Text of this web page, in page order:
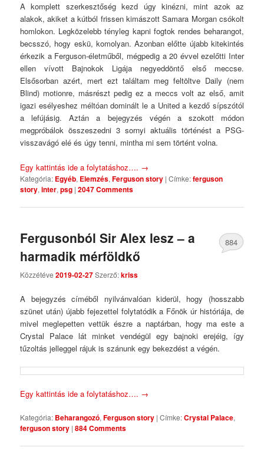
A komplett szerkesztőség kezd úgy kinézni, mint azok az
alakok, akiket a kútból frissen kimászott Samara Morgan csókolt
homlokon. Legközelebb tényleg kapni fogtok rendes beharangot,
becsszó, hogy eskü, komolyan. Azonban előtte újabb kitekintés
érkezik a Ferguson-életműből, mégpedig a 20 évvel ezelőtti Inter
ellen vívott Bajnokok Ligája negyeddöntő első meccse.
Elsősorban azért, mert ezt találtam meg feltöltve Daily (nem
Blind) motionre, másrészt pedig ez a meccs volt az első, amit
igazi esélyeshez méltóan dominált le a United a kezdő sípszótól
a lefújásig. Aztán a bejegyzés végén a szokott módon
megpróbálok összeszedni 3 sornyi aktuális történést a PSG-
visszavágó elé és úgy tenni, mintha mi sem történt volna.
Egy kattintás ide a folytatáshoz…. →
Kategória: Egyéb, Elemzés,Ferguson story |Címke:ferguson
story,inter,psg |2047 Comments
Fergusonból Sir Alex lesz – a
harmadik mérföldkő
Közzétéve2019-02-27Szerző:kriss
884
A bejegyzés címéből nyilvánvalóan kiderül, hogy (hosszabb
szünet után) újabb fejezettel folytatódik a Főnök úr históriája, de
mivel meglepetten vettük észre a naptárban, hogy ma este a
Crystal Palace lát minket vendégül egy bajnoki erejéig, így
tűzoltás jelleggel rájuk is szánunk egy bekezdést a végén.
Egy kattintás ide a folytatáshoz…. →
Kategória: Beharangozó,Ferguson story |Címke:Crystal Palace,
ferguson story |884 Comments